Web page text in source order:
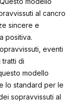
al cancro
sincere e
positiva.
eventi
tratti di
modello
lo standard per le
sopravvissuti al